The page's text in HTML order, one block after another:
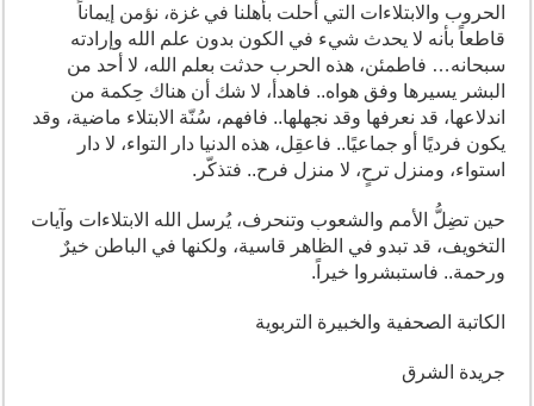
الحروب والابتلاءات التي أحلت بأهلنا في غزة، نؤمن إيماناً
قاطعاً بأنه لا يحدث شيء في الكون بدون علم الله وإرادته
سبحانه… فاطمئن، هذه الحرب حدثت بعلم الله، لا أحد من
البشر يسيرها وفق هواه.. فاهدأ، لا شك أن هناك حِكمة من
اندلاعها، قد نعرفها وقد نجهلها.. فافهم، سُنّة الابتلاء ماضية، وقد
يكون فرديًا أو جماعيًا.. فاعقِل، هذه الدنيا دار التواء، لا دار
استواء، ومنزل ترحٍ، لا منزل فرح.. فتذكّر.
حين تضِلُّ الأمم والشعوب وتنحرف، يُرسل الله الابتلاءات وآيات
التخويف، قد تبدو في الظاهر قاسية، ولكنها في الباطن خيرٌ
ورحمة.. فاستبشروا خيراً.
الكاتبة الصحفية والخبيرة التربوية
جريدة الشرق